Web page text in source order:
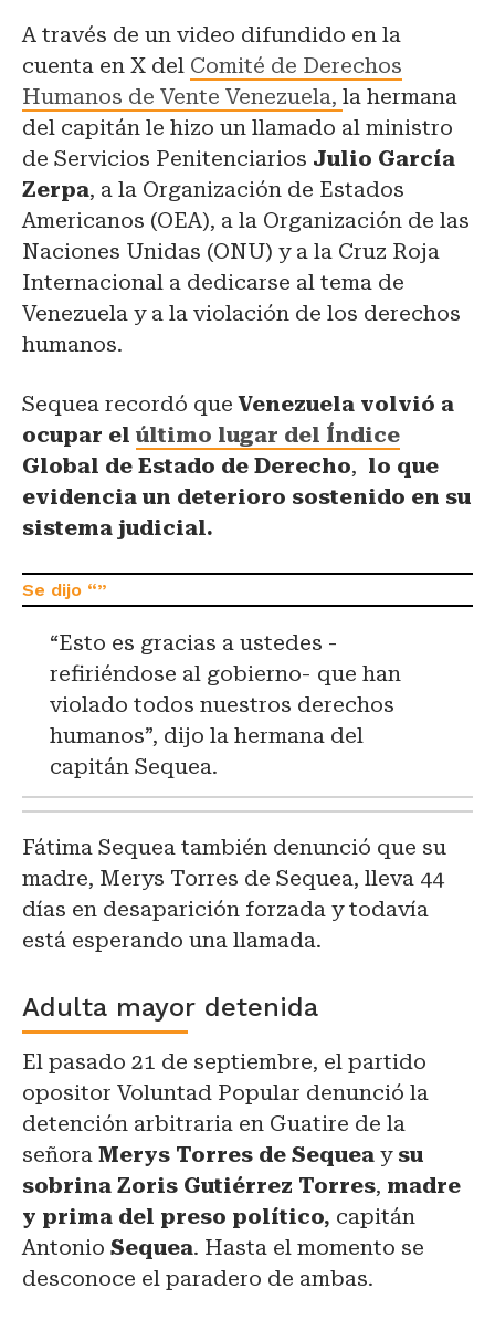
A través de un video difundido en la
cuenta en X del Comité de Derechos
Humanos de Vente Venezuela, la hermana
del capitán le hizo un llamado al ministro
de Servicios Penitenciarios Julio García
Zerpa, a la Organización de Estados
Americanos (OEA), a la Organización de las
Naciones Unidas (ONU) y a la Cruz Roja
Internacional a dedicarse al tema de
Venezuela y a la violación de los derechos
humanos.
Sequea recordó queVenezuela volvió a
ocupar el último lugar del Índice
Global de Estado de Derecho, lo que
evidencia un deterioro sostenido en su
sistema judicial.
“Esto es gracias a ustedes -
refiriéndose al gobierno- que han
violado todos nuestros derechos
humanos”, dijo la hermana del
capitán Sequea.
Fátima Sequea también denunció que su
madre, Merys Torres de Sequea, lleva 44
días en desaparición forzada y todavía
está esperando una llamada.
Adulta mayor detenida
El pasado 21 de septiembre, el partido
opositor Voluntad Popular denunció la
detención arbitraria en Guatire de la
señora Merys Torres de Sequea ysu
sobrina Zoris Gutiérrez Torres, madre
y prima del preso político, capitán
Antonio Sequea. Hasta el momento se
desconoce el paradero de ambas.